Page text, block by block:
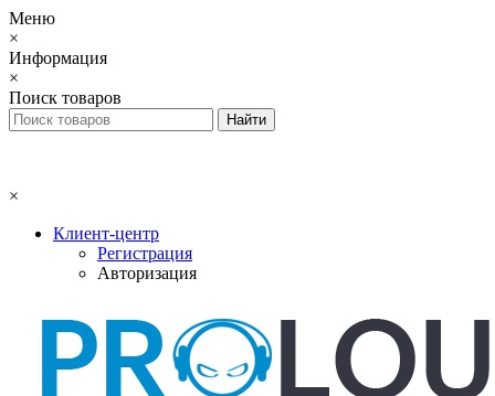
Меню
×
Информация
×
Поиск товаров
×
Клиент-центр
Регистрация
Авторизация